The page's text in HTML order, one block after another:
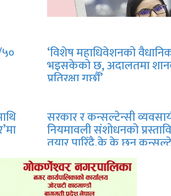
‘विशेष महाधिवेशनको
भइसकेको छ, अदालतमा
प्रतिरक्षा गर्छौं’
सरकार र कन्सल्टेन्सी
नियमावली संशोधनको
तयार पारिँदै,के के छन्